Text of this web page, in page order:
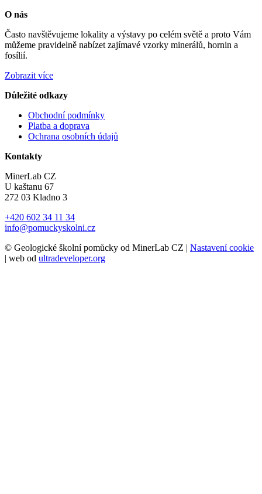
O nás
Často navštěvujeme lokality a výstavy po celém světě a proto Vám
můžeme pravidelně nabízet zajímavé vzorky minerálů, hornin a
fosílií.
Zobrazit více
Důležité odkazy
Obchodní podmínky
Platba a doprava
Ochrana osobních údajů
Kontakty
MinerLab CZ
U kaštanu 67
272 03 Kladno 3
+420 602 34 11 34
info@pomuckyskolni.cz
© Geologické školní pomůcky od MinerLab CZ | Nastavení cookie
| web od ultradeveloper.org